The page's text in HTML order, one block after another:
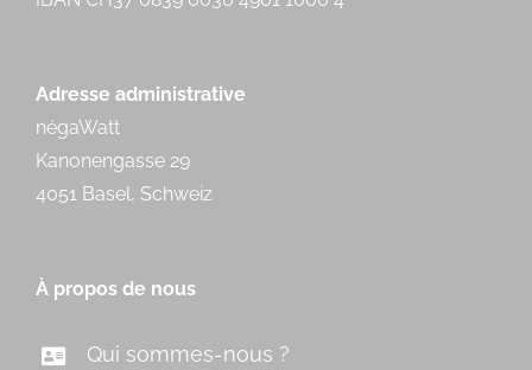
Adresse administrative
négaWatt
Kanonengasse 29
4051 Basel, Schweiz
À propos de nous
Qui sommes-nous ?